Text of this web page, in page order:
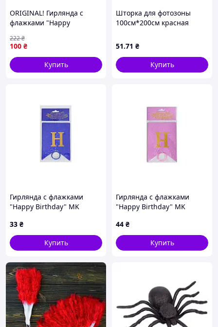
ORIGINAL! Гирлянда с
флажками "Happy
синий - Качество!
Гарантия!
MegaTorg.com.ua
100 ₴
222₴
Купить
Шторка для фотозоны
100см*200см красная
51.71 ₴
Купить
Гирлянда с флажками
"Happy Birthday" MK
33 ₴
Купить
Гирлянда с флажками
"Happy Birthday" MK
44 ₴
Купить